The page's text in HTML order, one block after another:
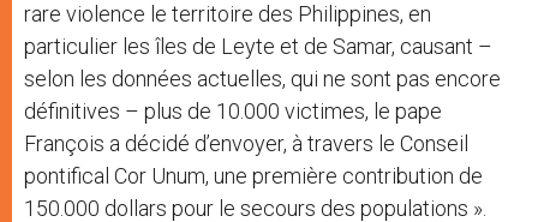
rare violence le territoire des Philippines, en
particulier les îles de Leyte et de Samar, causant –
selon les données actuelles, qui ne sont pas encore
définitives – plus de 10.000 victimes, le pape
François a décidé d’envoyer, à travers le Conseil
pontifical Cor Unum, une première contribution de
150.000 dollars pour le secours des populations ».